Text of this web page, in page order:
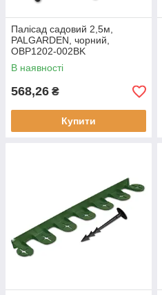
Палісад садовий 2,5м,
PALGARDEN, чорний,
OBP1202-002BK
В наявності
568,26 ₴
Купити